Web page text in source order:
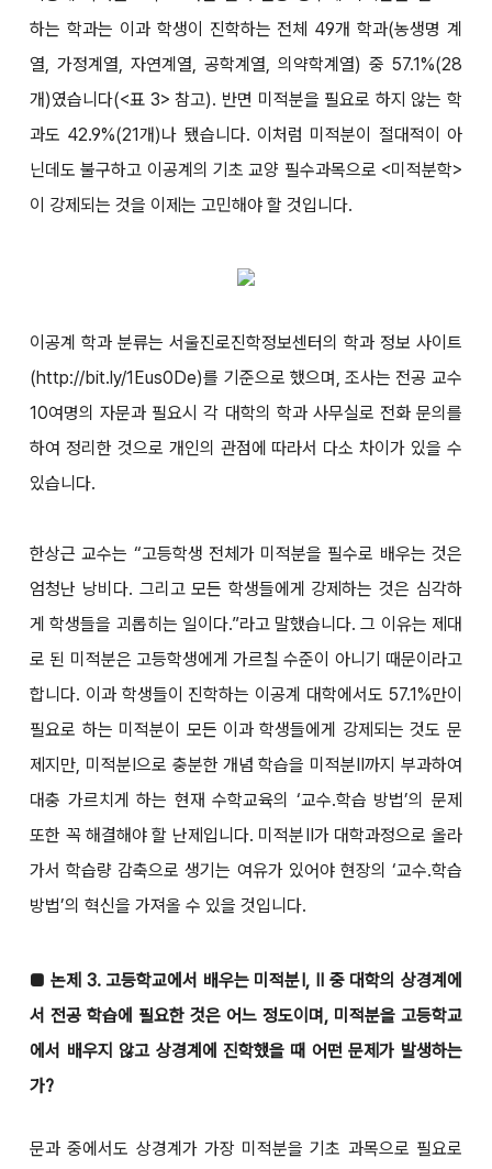
하는 학과는 이과 학생이 진학하는 전체 49개 학과(농생명 계
열, 가정계열, 자연계열, 공학계열, 의약학계열) 중 57.1%(28
개)였습니다(<표 3> 참고). 반면 미적분을 필요로 하지 않는 학
과도 42.9%(21개)나 됐습니다. 이처럼 미적분이 절대적이 아
닌데도 불구하고 이공계의 기초 교양 필수과목으로 <미적분학>
이 강제되는 것을 이제는 고민해야 할 것입니다.
이공계 학과 분류는 서울진로진학정보센터의 학과 정보 사이트
(http://bit.ly/1Eus0De)를 기준으로 했으며, 조사는 전공 교수
10여명의 자문과 필요시 각 대학의 학과 사무실로 전화 문의를
하여 정리한 것으로 개인의 관점에 따라서 다소 차이가 있을 수
있습니다.
한상근 교수는 “고등학생 전체가 미적분을 필수로 배우는 것은
엄청난 낭비다. 그리고 모든 학생들에게 강제하는 것은 심각하
게 학생들을 괴롭히는 일이다.”라고 말했습니다. 그 이유는 제대
로 된 미적분은 고등학생에게 가르칠 수준이 아니기 때문이라고
합니다. 이과 학생들이 진학하는 이공계 대학에서도 57.1%만이
필요로 하는 미적분이 모든 이과 학생들에게 강제되는 것도 문
제지만, 미적분Ⅰ으로 충분한 개념 학습을 미적분Ⅱ까지 부과하여
대충 가르치게 하는 현재 수학교육의 ‘교수․학습 방법’의 문제
또한 꼭 해결해야 할 난제입니다. 미적분Ⅱ가 대학과정으로 올라
가서 학습량 감축으로 생기는 여유가 있어야 현장의 ‘교수․학습
방법’의 혁신을 가져올 수 있을 것입니다.
■ 논제 3. 고등학교에서 배우는 미적분Ⅰ, Ⅱ 중 대학의 상경계에
서 전공 학습에 필요한 것은 어느 정도이며, 미적분을 고등학교
에서 배우지 않고 상경계에 진학했을 때 어떤 문제가 발생하는
가?
문과 중에서도 상경계가 가장 미적분을 기초 과목으로 필요로